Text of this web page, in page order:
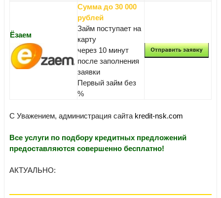
Ёзаем
Сумма до 30 000
рублей
Займ поступает на
карту
через 10 минут
после заполнения
заявки
Первый займ без
%
С Уважением, администрация сайта kredit-nsk.com
Все услуги по подбору кредитных предложений
предоставляются совершенно бесплатно!
АКТУАЛЬНО: